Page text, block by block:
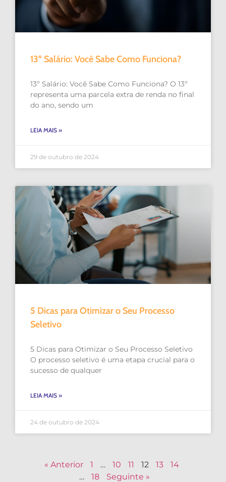
13º Salário: Você Sabe Como Funciona?
13º Salário: Você Sabe Como Funciona? O 13º
representa uma parcela extra de renda no final
do ano, sendo um
LEIA MAIS »
29 de outubro de 2024
5 Dicas para Otimizar o Seu Processo
Seletivo
5 Dicas para Otimizar o Seu Processo Seletivo
O processo seletivo é uma etapa crucial para o
sucesso de qualquer
LEIA MAIS »
24 de outubro de 2024
« Anterior 1 … 10 11 12 13
14
…
18 Seguinte »